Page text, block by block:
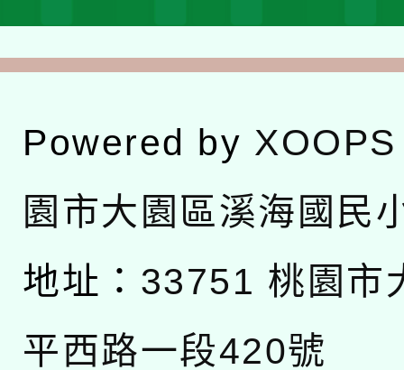
Powered by XOOPS
園市大園區溪海國民
地址： 33751 桃園市
平西路一段420號